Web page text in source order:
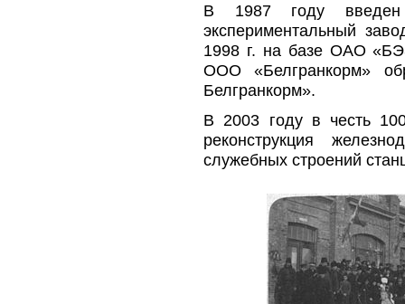
В 1987 году введен
экспериментальный
1998 г. на базе ОАО
ООО «Белгранкорм»
Белгранкорм».
В 2003 году в честь
реконструкция
служебных строений